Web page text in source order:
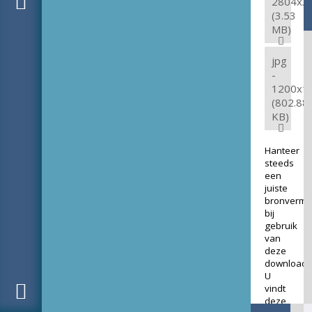
(3.53
MB)
jpg
-
(802.88
KB)
Hanteer
steeds
een
juiste
bij
gebruik
van
deze
download.
U
vindt
deze